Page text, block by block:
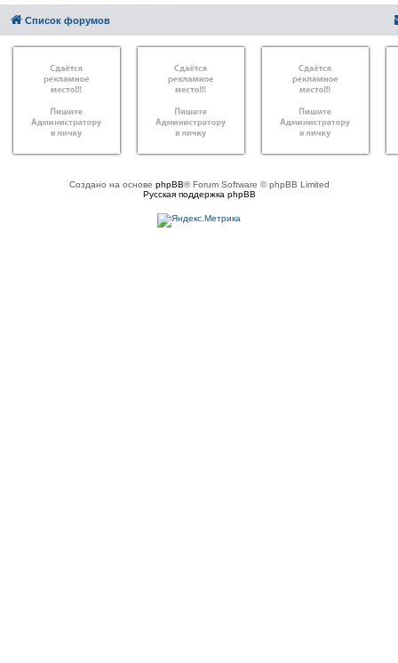
Список форумов
Создано на основе phpBB® Forum Software © phpBB Limited
Русская поддержка phpBB